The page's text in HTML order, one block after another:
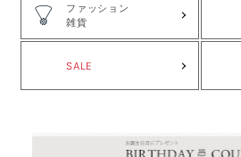
ファッション
雑貨
SALE